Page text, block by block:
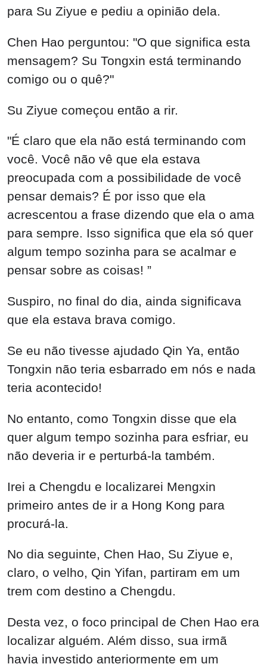
para Su Ziyue e pediu a opinião dela.
Chen Hao perguntou: "O que significa esta
mensagem? Su Tongxin está terminando
comigo ou o quê?"
Su Ziyue começou então a rir.
"É claro que ela não está terminando com
você. Você não vê que ela estava
preocupada com a possibilidade de você
pensar demais? É por isso que ela
acrescentou a frase dizendo que ela o ama
para sempre. Isso significa que ela só quer
algum tempo sozinha para se acalmar e
pensar sobre as coisas! ”
Suspiro, no final do dia, ainda significava
que ela estava brava comigo.
Se eu não tivesse ajudado Qin Ya, então
Tongxin não teria esbarrado em nós e nada
teria acontecido!
No entanto, como Tongxin disse que ela
quer algum tempo sozinha para esfriar, eu
não deveria ir e perturbá-la também.
Irei a Chengdu e localizarei Mengxin
primeiro antes de ir a Hong Kong para
procurá-la.
No dia seguinte, Chen Hao, Su Ziyue e,
claro, o velho, Qin Yifan, partiram em um
trem com destino a Chengdu.
Desta vez, o foco principal de Chen Hao era
localizar alguém. Além disso, sua irmã
havia investido anteriormente em um